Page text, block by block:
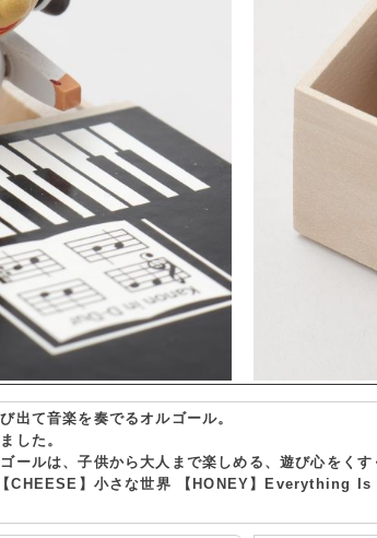
出て音楽を奏でるオルゴール。
した。
ールは、子供から大人まで楽しめる、遊び心をくす
CHEESE】小さな世界 【HONEY】Everything